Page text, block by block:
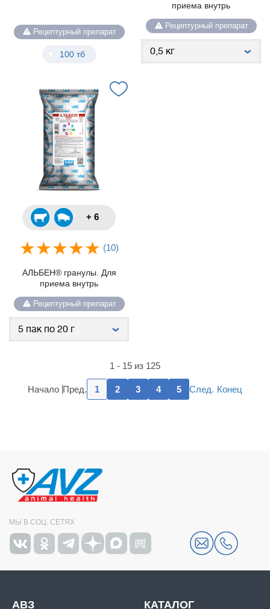
Рецептурный препарат
100 тб
приема внутрь
Рецептурный препарат
+ 6
(10)
АЛЬБЕН® гранулы. Для
приема внутрь
Рецептурный препарат
1 - 15 из 125
Начало Пред. 1 2 3 4 5 След. Конец
МЫ В СОЦ. СЕТЯХ
АВЗ КАТАЛОГ